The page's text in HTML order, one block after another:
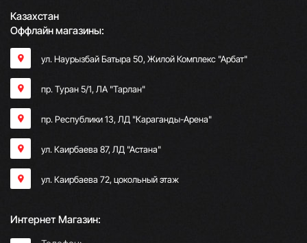
Казахстан
Оффлайн магазины:
ул. Наурызбай Батыра 50, Жилой Комплекс "Арбат"
пр. Туран 5/1, ЛА "Тарлан"
пр. Республики 13, ​ЛД "Караганды-Арена"
ул. Каирбаева 87, ЛД "Астана"
ул. Каирбаева 72, цокольный этаж
Интернет Магазин: